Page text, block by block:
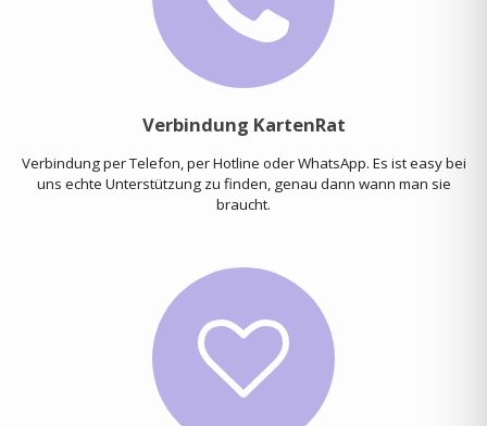
Verbindung KartenRat
Verbindung per Telefon, per Hotline oder WhatsApp. Es ist easy bei
uns echte Unterstützung zu finden, genau dann wann man sie
braucht.